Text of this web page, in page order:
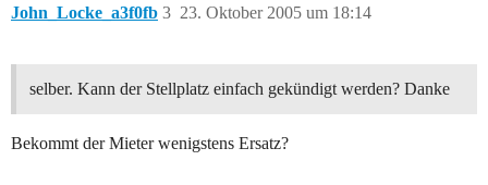
John_Locke_a3f0fb 23. Oktober 2005 um 18:14
3
selber. Kann der Stellplatz einfach gekündigt werden? Danke
Bekommt der Mieter wenigstens Ersatz?